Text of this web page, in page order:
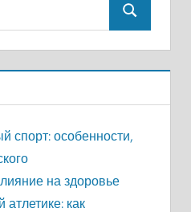
Поиск
спорт: особенности,
на здоровье
как